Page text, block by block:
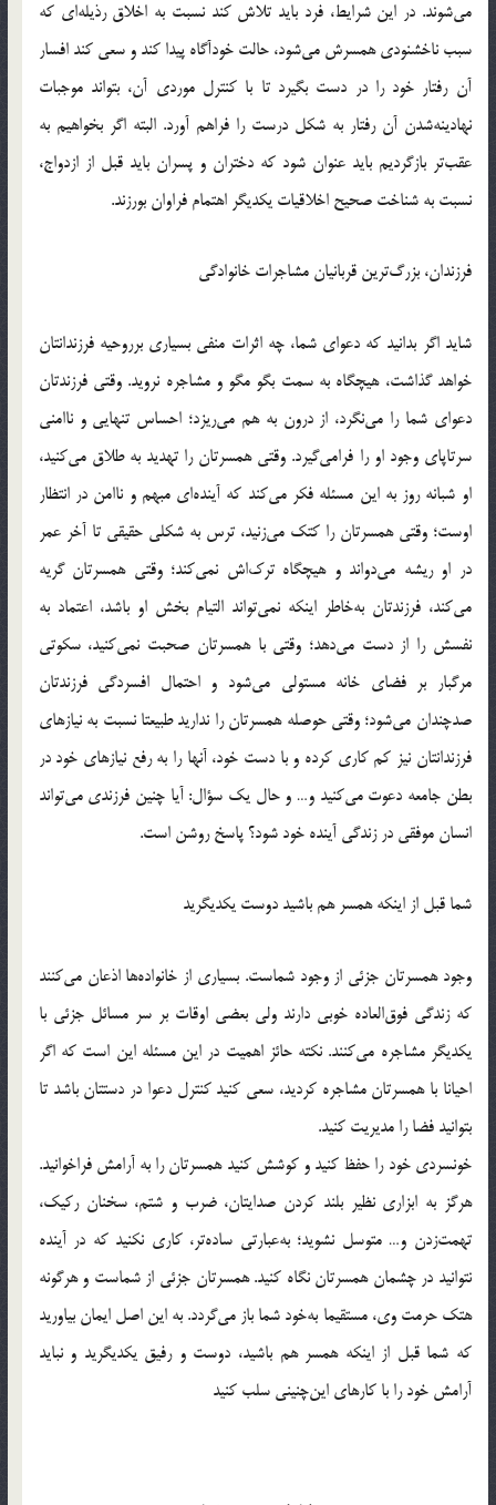
مي‌شوند. در اين شرايط، فرد بايد تلاش كند نسبت به اخلاق رذيله‌اي كه
سبب نا‌خشنودي همسرش مي‌شود، حالت خودآگاه پيدا كند و سعي كند افسار
آن رفتار خود را در دست بگيرد تا با كنترل موردي آن، بتواند موجبات
نهادينه‌شدن آن رفتار به شكل درست را فراهم آورد. البته اگر بخواهيم به
عقب‌تر بازگرديم بايد عنوان شود كه دختران و پسران بايد قبل از ازدواج‌،
نسبت به شناخت صحيح اخلاقيات يكديگر اهتمام فراوان بورزند.
فرزندان‌، بزرگ‌ترين قربانيان مشاجرات خانوادگي
شايد اگر بدانيد كه دعواي شما، چه اثرات منفي بسياري برروحيه فرزندانتان
خواهد گذاشت، هيچگاه به سمت بگو مگو و مشاجره نرويد. وقتي فرزندتان
دعواي شما را مي‌نگرد‌، از درون به هم مي‌ريزد؛ احساس تنهايي و ناامني
سرتاپاي وجود او را فرامي‌گيرد. وقتي همسرتان را تهديد به طلاق مي‌كنيد‌،
او شبانه روز به اين مسئله فكر مي‌كند كه آينده‌اي مبهم و ناامن در انتظار
اوست؛ وقتي همسرتان را كتك مي‌زنيد‌، ترس به شكلي حقيقي تا آخر عمر
در او ريشه مي‌دواند و هيچگاه ترك‌ا‌ش نمي‌كند؛ وقتي همسرتان گريه
مي‌كند‌، فرزندتان به‌‌خاطر اينكه نمي‌تواند التيام بخش او باشد، اعتماد به
نفسش را از دست مي‌دهد؛ وقتي با همسرتان صحبت نمي‌كنيد، سكوتي
مرگبار بر فضاي خانه مستولي مي‌شود و احتمال افسردگي فرزندتان
صدچندان مي‌شود؛ وقتي حوصله همسرتان را نداريد طبيعتا نسبت به نيازهاي
فرزندانتان نيز كم كاري كرده و با دست خود‌، آنها را به رفع نيازهاي خود در
بطن جامعه دعوت مي‌كنيد و… و حال يك سؤال: آيا چنين فرزندي مي‌تواند
انسان موفقي در زندگي آينده خود شود؟ پاسخ روشن است.
شما قبل از اينكه همسر هم باشيد دوست يكديگريد
وجود همسرتان جزئي از وجود شماست. بسياري از خانواده‌ها اذعان مي‌كنند
كه زندگي فوق‌العاده خوبي دارند ولي بعضي اوقات بر سر مسائل جزئي با
يكديگر مشاجره مي‌كنند. نكته حائز اهميت در اين مسئله اين است كه اگر
احيانا با همسرتان مشاجره كرديد‌، سعي كنيد كنترل دعوا در دستتان باشد تا
بتوانيد فضا را مديريت كنيد.
خونسردي خود را حفظ كنيد و كوشش كنيد همسرتان را به آرامش فرا‌خوانيد.
هرگز به ابزاري نظير بلند كردن صدايتان‌، ضرب و شتم‌، سخنان ركيك‌،
تهمت‌زدن و… متوسل نشويد؛ به‌عبارتي ساده‌تر، كاري نكنيد كه در آينده
نتوانيد در چشمان همسرتان نگاه كنيد. همسرتان جزئي از شماست و هر‌گونه
هتك حرمت وي، مستقيما به‌خود شما باز مي‌گردد. به اين اصل ايمان بياوريد
كه شما قبل از اينكه همسر هم باشيد‌، دوست و رفيق يكديگريد و نبايد
آرامش خود را با كارهاي اين‌چنيني سلب كنيد